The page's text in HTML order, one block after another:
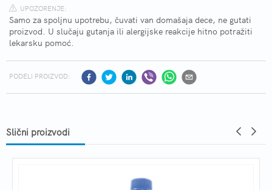
UPOZORENJE:
Samo za spoljnu upotrebu, čuvati van domašaja dece, ne gutati
proizvod. U slučaju gutanja ili alergijske reakcije hitno potražiti
lekarsku pomoć.
PODELI PROIZVOD:
Slični proizvodi